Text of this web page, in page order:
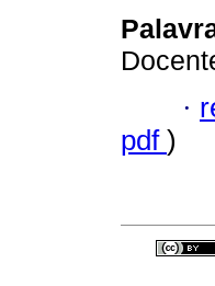
·
pdf )